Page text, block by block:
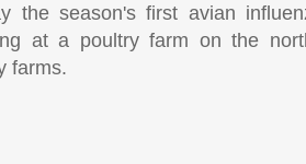
the season's first avian
at a poultry farm on the
farms.